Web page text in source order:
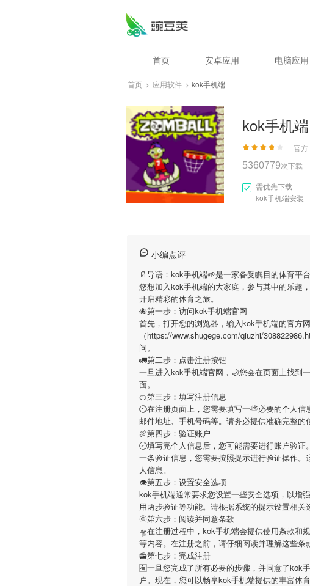
首页 安卓应用 电脑应用
首页 > 应用软件 > kok手机端
kok手机端
官方
5360779次下载
需优先下载
kok手机端安装
小编点评
🥛导语： kok手机端🌱是一家备受瞩目的体育平
您想加入kok手机端的大家庭，参与其中的乐趣
开启精彩的体育之旅。
🐙第一步：访问kok手机端官网
首先，打开您的浏览器，输入kok手机端的官方
（https://www.shugege.com/qiuzhi/
问。
🚛第二步：点击注册按钮
一旦进入kok手机端官网，🌙您会在页面上找到
面。
🍊第三步：填写注册信息
🕥在注册页面上，您需要填写一些必要的个人信
邮件地址、手机号码等。请务必提供准确完整的
🍖第四步：验证账户
🕗填写完个人信息后，您可能需要进行账户验证。
一条验证信息，您需要按照提示进行验证操作
人信息。
👁第五步：设置安全选项
kok手机端通常要求您设置一些安全选项，以增
用两步验证等功能。请根据系统的提示设置相关
🌞第六步：阅读并同意条款
🛸在注册过程中， kok手机端会提供使用条款和
等内容。在注册之前，请仔细阅读并理解这些条
📻第七步：完成注册
🈶一旦您完成了所有必要的步骤，并同意了kok
户。现在，您可以畅享kok手机端提供的丰富体